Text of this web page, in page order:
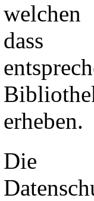
dass
erheben.
Die